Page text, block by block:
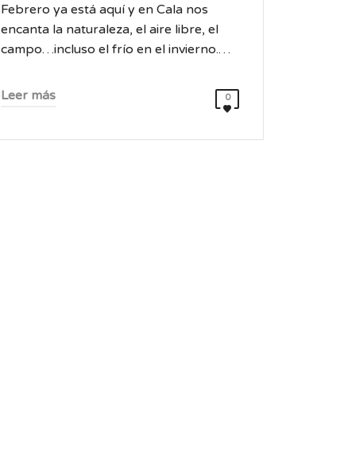
Febrero ya está aquí y en Cala nos
encanta la naturaleza, el aire libre, el
campo…incluso el frío en el invierno.…
Leer más 0